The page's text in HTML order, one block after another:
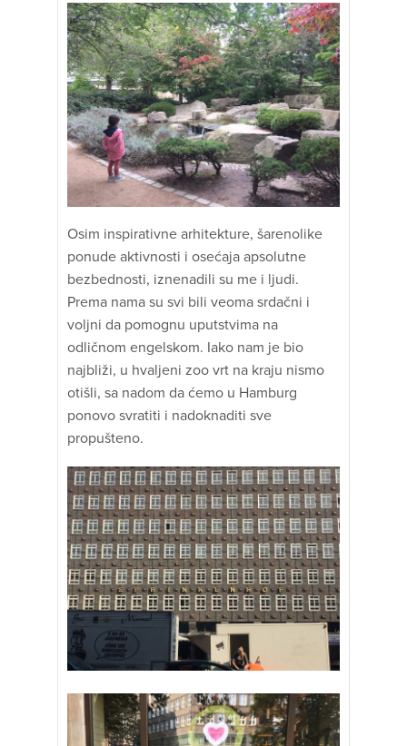
Osim inspirativne arhitekture, šarenolike
ponude aktivnosti i osećaja apsolutne
bezbednosti, iznenadili su me i ljudi.
Prema nama su svi bili veoma srdačni i
voljni da pomognu uputstvima na
odličnom engelskom. Iako nam je bio
najbliži, u hvaljeni zoo vrt na kraju nismo
otišli, sa nadom da ćemo u Hamburg
ponovo svratiti i nadoknaditi sve
propušteno.